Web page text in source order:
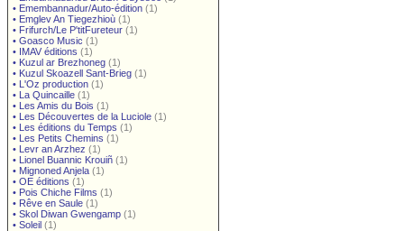
• Emembannadur/Auto-édition (1)
• Emglev An Tiegezhioù (1)
• Frifurch/Le P'titFureteur (1)
• Goasco Music (1)
• IMAV éditions (1)
• Kuzul ar Brezhoneg (1)
• Kuzul Skoazell Sant-Brieg (1)
• L'Oz production (1)
• La Quincaille (1)
• Les Amis du Bois (1)
• Les Découvertes de la Luciole (1)
• Les éditions du Temps (1)
• Les Petits Chemins (1)
• Levr an Arzhez (1)
• Lionel Buannic Krouiñ (1)
• Mignoned Anjela (1)
• OE éditions (1)
• Pois Chiche Films (1)
• Rêve en Saule (1)
• Skol Diwan Gwengamp (1)
• Soleil (1)